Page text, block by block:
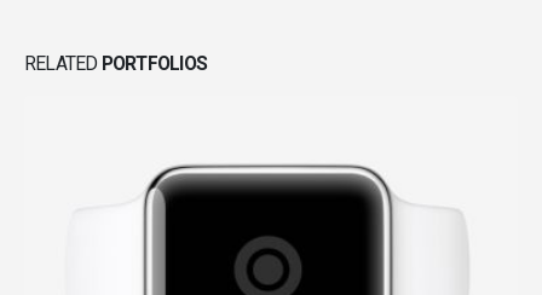
RELATED PORTFOLIOS